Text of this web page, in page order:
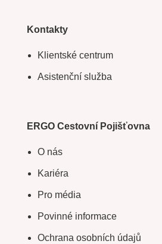
Kontakty
Klientské centrum
Asistenční služba
ERGO Cestovní Pojišťovna
O nás
Kariéra
Pro média
Povinné informace
Ochrana osobních údajů